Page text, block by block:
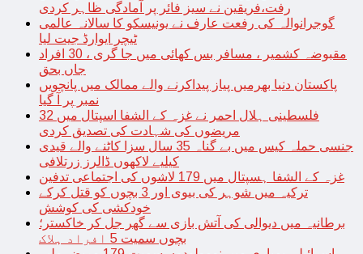
رفت،فریقین نے سیز فائر پر آمادگی ظاہر کردی
گوجرانوالہ کی رفعت عارف نے یونیسکو کا سالانہ عالمی
ٹیچر ایوارڈ جیت لیا
مقبوضہ کشمیر ، مسافر بس کھائی میں جا گری ، 30 افراد
جاں بحق
پاکستان دنیا بھرمیں پیاز پیداکرنے والے ممالک میں پانچویں
نمبر پر آ گیا
فلسطینی ہلال احمر نے غزہ کے الشفا اسپتال میں 32
مریضوں کی شہادت کی تصدیق کردی
جنسی حملہ کیس میں بے گناہ 35 سال سزا کاٹنے والے قیدی
کیلیے لاکھوں ڈالرز زرتلافی
غزہ کے الشفا ہسپتال میں 179 لاشوں کی اجتماعی تدفین
ترکیہ میں شوہر کی بیوی اور 3 بچوں کو قتل کرکے
خودکشی کی کوشش
برطانیہ میں دیوالی کی آتش بازی سے گھر جل کر خاکستر؛
بچوں سمیت 5 افراد ہلاک